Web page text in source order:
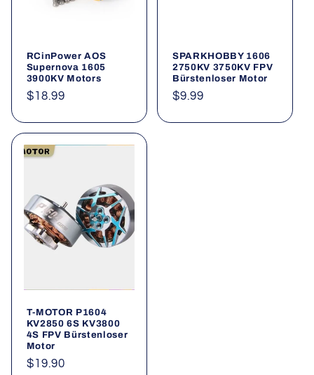
RCinPower AOS
Supernova 1605
3900KV Motors
Normaler
$18.99
SPARKHOBBY 1606
2750KV 3750KV FPV
Bürstenloser Motor
Normaler
$9.99
T-MOTOR P1604
KV2850 6S KV3800
4S FPV Bürstenloser
Motor
Normaler
$19.90